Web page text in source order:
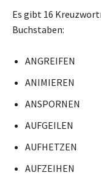
Es gibt 16
Buchstaben:
ANGREIFEN
ANIMIEREN
ANSPORNEN
AUFGEILEN
AUFHETZEN
AUFZEIHEN